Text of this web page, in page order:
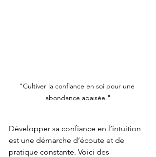
"Cultiver la confiance en soi pour une
abondance apaisée."
Développer sa confiance en l’intuition
est une démarche d’écoute et de
pratique constante. Voici des